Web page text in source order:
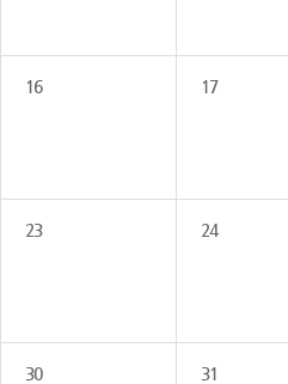
16 17
23 24
30 31